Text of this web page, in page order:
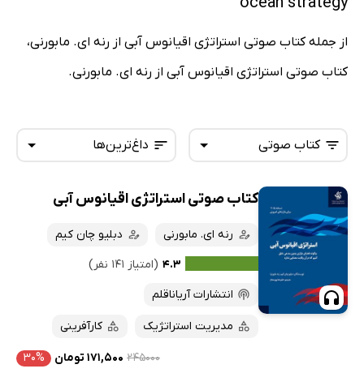
از جمله کتاب صوتی استراتژی اقیانوس آبی از رنه ای. مابورنی،
کتاب صوتی استراتژی اقیانوس آبی از رنه ای. مابورنی.
داغ‌ترین‌ها
تازه‌ها
داغ‌ترین‌ها
پرفروش‌ها
پربحث‌ها
ارزان ترین‌ها
کتاب صوتی
همه کتاب‌ها
کتاب‌های صوتی
کتاب‌های متنی
کتاب صوتی استراتژی اقیانوس آبی
رنه ای. مابورنی
دبلیو چان کیم
۴.۳ (امتیاز ۱۴۱ نفر)
انتشارات آریاناقلم
مدیریت استراتژیک کارآفرینی
۲۴۵۰۰۰ ۱۷۱,۵۰۰ تومان ۳۰%